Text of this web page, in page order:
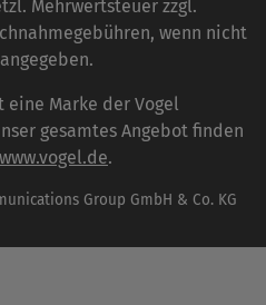
Mehrwertsteuer zzgl.
wenn nicht
eine Marke der Vogel
gesamtes Angebot finden
www.vogel.de.
Group GmbH & Co. KG